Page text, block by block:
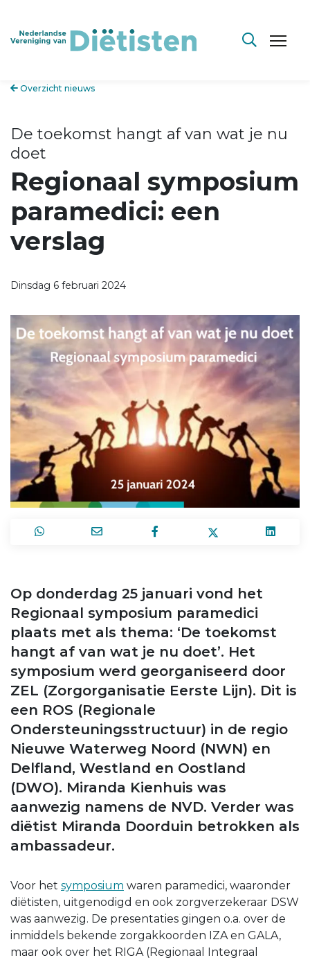
Overzicht nieuws
De toekomst hangt af van wat je nu
doet
Regionaal symposium
paramedici: een
verslag
Dinsdag 6 februari 2024
Op donderdag 25 januari vond het
Regionaal symposium paramedici
plaats met als thema: ‘De toekomst
hangt af van wat je nu doet’. Het
symposium werd georganiseerd door
ZEL (Zorgorganisatie Eerste Lijn). Dit is
een ROS (Regionale
Ondersteuningsstructuur) in de regio
Nieuwe Waterweg Noord (NWN) en
Delfland, Westland en Oostland
(DWO). Miranda Kienhuis was
aanwezig namens de NVD. Verder was
diëtist Miranda Doorduin betrokken als
ambassadeur.
Voor het symposium waren paramedici, waaronder
diëtisten, uitgenodigd en ook zorgverzekeraar DSW
was aanwezig. De presentaties gingen o.a. over de
inmiddels bekende zorgakkoorden IZA en GALA,
maar ook over het RIGA (Regionaal Integraal